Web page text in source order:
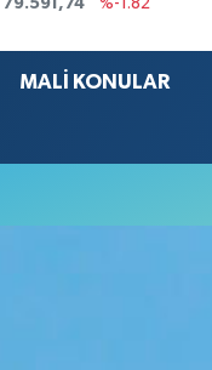
45,43620
%0.02
EURO
MALİ KONULAR